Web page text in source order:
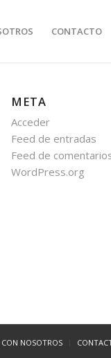
CONTACTO
META
Acceder
Feed de entradas
Feed de
WordPress.org
CON NOSOTROS